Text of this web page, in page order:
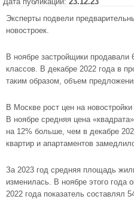
Эксперты подвели
новостроек.
В ноябре застройщики продавали
классов. В декабре 2022 года в
таким образом, объем
В Москве рост цен на
В ноябре средняя цена
на 12% больше, чем в декабре
квартир и апартаментов
За 2023 год средняя площадь
изменилась. В ноябре этого года
2022 года показатель составлял